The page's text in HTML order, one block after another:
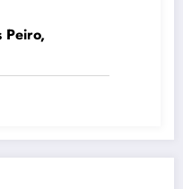
Peiro,